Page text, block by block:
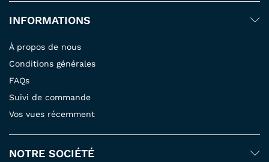
INFORMATIONS
À propos de nous
Conditions générales
FAQs
Suivi de commande
Vos vues récemment
NOTRE SOCIÉTÉ